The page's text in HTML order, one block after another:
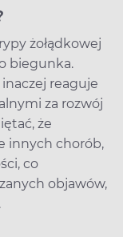
żołądkowej
biegunka.
reaguje
za rozwój
że
innych chorób,
co
objawów,